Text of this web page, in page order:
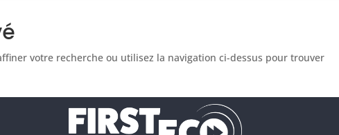
votre recherche ou utilisez la navigation ci-dessus pour trouver